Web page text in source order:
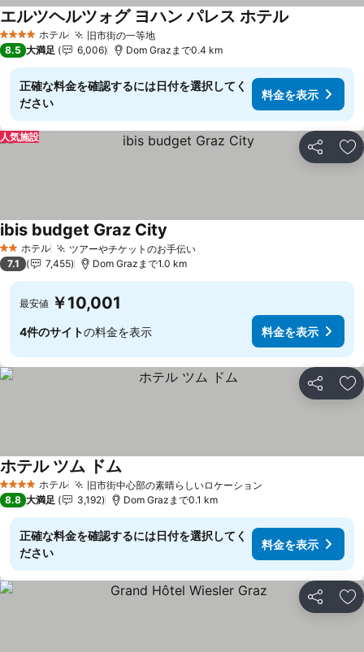
4 ホテルのランク
ホテル 旧市街の一等地
エルツヘルツォグ ヨハン パレス ホテル
8.5 大満足 6,006 Dom Grazまで0.4 km
正確な料金を確認するには日付を選択してく
ださい
料金を表示
シェア お
人気施設
2 ホテルのランク
ホテル ツアーやチケットのお手伝い
ibis budget Graz City
7.1 7,455 Dom Grazまで1.0 km
最安値 ￥10,001
4件のサイトの料金を表示 料金を表示
シェア お
4 ホテルのランク
ホテル 旧市街中心部の素晴らしいロケーション
ホテル ツム ドム
8.8 大満足 3,192 Dom Grazまで0.1 km
正確な料金を確認するには日付を選択してく
ださい
料金を表示
シェア お